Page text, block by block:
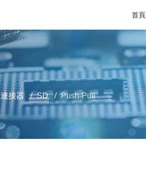
首頁
連接器 SD Push-Pull